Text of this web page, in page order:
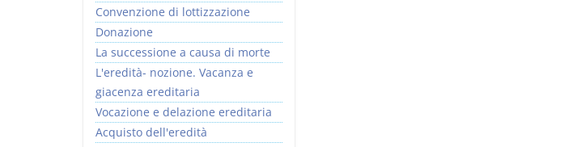
Convenzione di lottizzazione
Donazione
La successione a causa di morte
L'eredità- nozione. Vacanza e
giacenza ereditaria
Vocazione e delazione ereditaria
Acquisto dell'eredità